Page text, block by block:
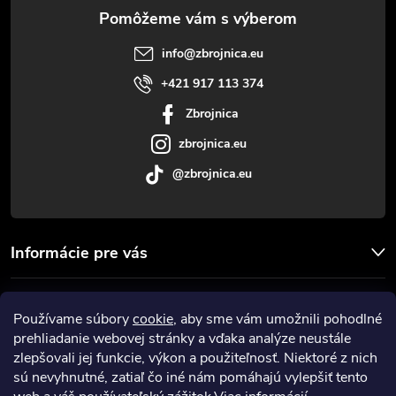
Používame súborycookie, aby sme vám umožnili pohodlné
prehliadanie webovej stránky a vďaka analýze neustále
zlepšovali jej funkcie, výkon a použiteľnosť. Niektoré z nich
sú nevyhnutné, zatiaľ čo iné nám pomáhajú vylepšiť tento
Informácie pre vás
Prijímame online platby
info@zbrojnica.eu
+421 917 113 374
Zbrojnica
zbrojnica.eu
@zbrojnica.eu